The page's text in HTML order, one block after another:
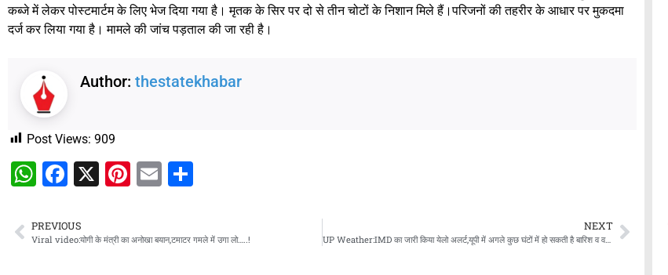
कब्जे में लेकर पोस्टमार्टम के लिए भेज दिया गया है। मृतक के सिर पर दो से तीन चोटों के निशान मिले हैं।परिजनों की तहरीर के आधार पर मुकदमा
दर्ज कर लिया गया है। मामले की जांच पड़ताल की जा रही है।
Author: thestatekhabar
Post Views: 909
WhatsApp
Facebook
X Pinterest
Email
PREVIOUS
Viral video:योगी के मंत्री का अनोखा बयान,टमाटर गमले में उगा लो…..!
NEXT
UP Weather:IMD का जारी किया येलो अलर्ट,यूपी में अगले कुछ घंटों में हो सकती है बारिश व वज्रपात